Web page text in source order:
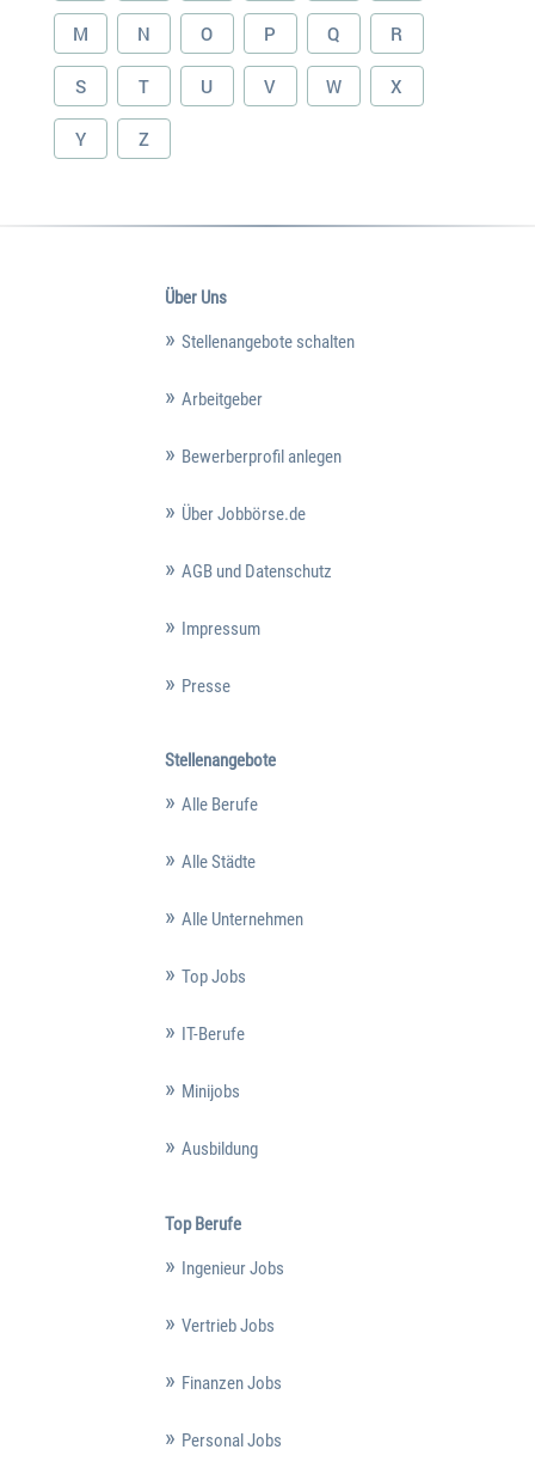
M N O P Q R
S T U V W X
Y Z
Über Uns
Stellenangebote schalten
Arbeitgeber
Bewerberprofil anlegen
Über Jobbörse.de
AGB und Datenschutz
Impressum
Presse
Stellenangebote
Alle Berufe
Alle Städte
Alle Unternehmen
Top Jobs
IT-Berufe
Minijobs
Ausbildung
Top Berufe
Ingenieur Jobs
Vertrieb Jobs
Finanzen Jobs
Personal Jobs